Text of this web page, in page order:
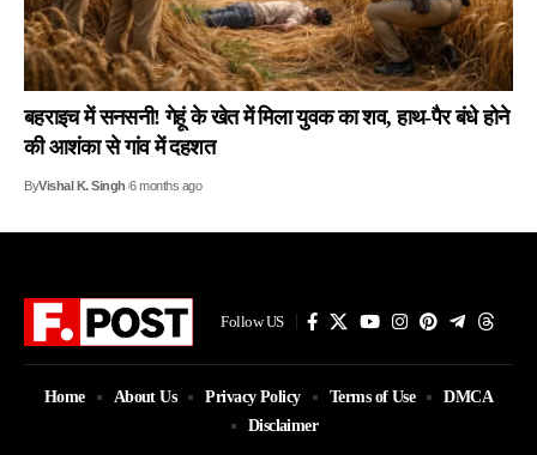
बहराइच में सनसनी! गेहूं के खेत में मिला युवक का शव, हाथ-पैर बंधे होने
की आशंका से गांव में दहशत
ByVishal K. Singh 6 months ago
Follow US
Home About Us Privacy Policy Terms of Use
DMCA
Disclaimer